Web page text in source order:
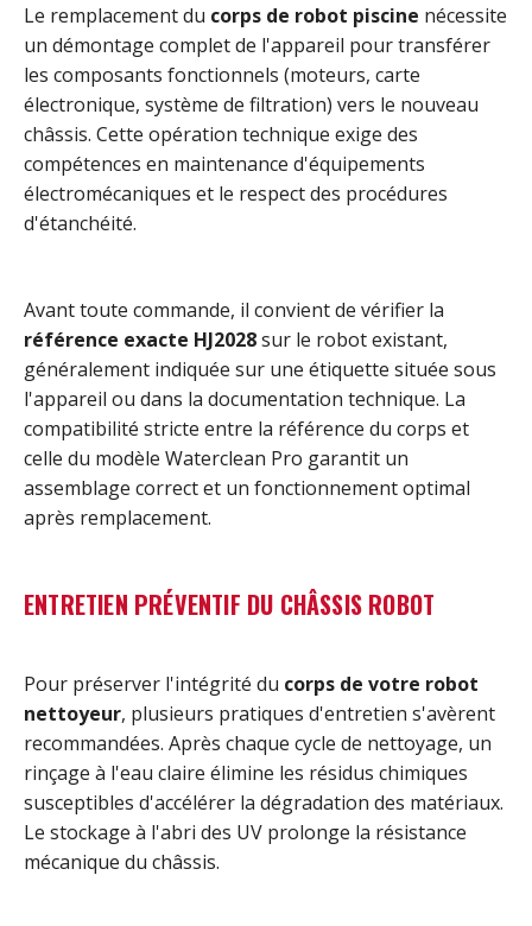
Le remplacement du corps de robot piscine nécessite
un démontage complet de l'appareil pour transférer
les composants fonctionnels (moteurs, carte
électronique, système de filtration) vers le nouveau
châssis. Cette opération technique exige des
compétences en maintenance d'équipements
électromécaniques et le respect des procédures
d'étanchéité.
Avant toute commande, il convient de vérifier la
référence exacte HJ2028sur le robot existant,
généralement indiquée sur une étiquette située sous
l'appareil ou dans la documentation technique. La
compatibilité stricte entre la référence du corps et
celle du modèle Waterclean Pro garantit un
assemblage correct et un fonctionnement optimal
après remplacement.
ENTRETIEN PRÉVENTIF DU CHÂSSIS ROBOT
Pour préserver l'intégrité du corps de votre robot
nettoyeur, plusieurs pratiques d'entretien s'avèrent
recommandées. Après chaque cycle de nettoyage, un
rinçage à l'eau claire élimine les résidus chimiques
susceptibles d'accélérer la dégradation des matériaux.
Le stockage à l'abri des UV prolonge la résistance
mécanique du châssis.